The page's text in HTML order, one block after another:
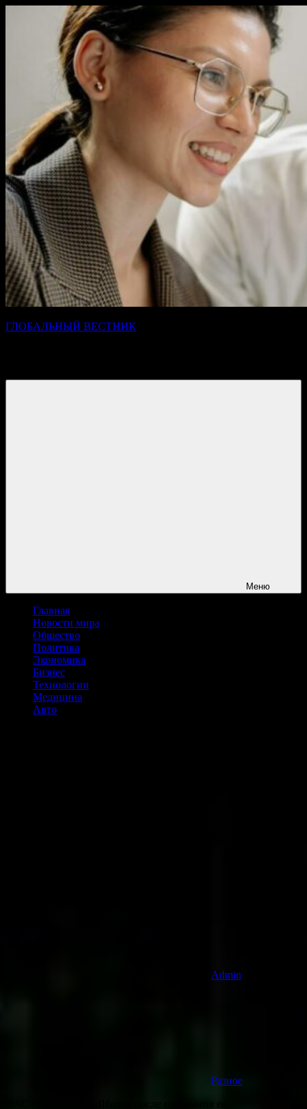
содержимому
ГЛОБАЛЬНЫЙ ВЕСТНИК
Меню
Главная
Новости мира
Общество
Политика
Экономика
Бизнес
Технологии
Медицина
Авто
Admin
Разное